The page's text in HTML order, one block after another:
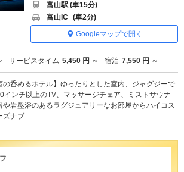
富山駅 (車15分)
富山IC (車2分)
Googleマップで開く
サービスタイム 5,450 円 ～ 宿泊 7,550 円 ～
の呑めるホテル】ゆったりとした室内、ジャグジーで
インチ以上のTV、マッサージチェア、ミストサウナ
岩盤浴のあるラグジュアリーなお部屋からハイコス
ズナブ...